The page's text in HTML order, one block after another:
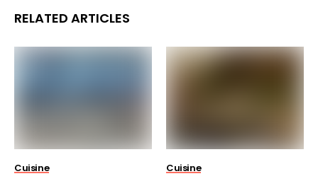
RELATED ARTICLES
Cuisine Cuisine